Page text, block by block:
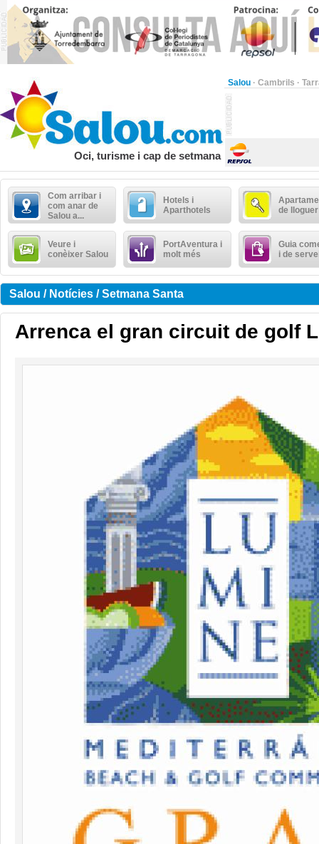
Salou · Cambrils ·
Oci, turisme i cap de setmana
Com arribar i
com anar de
Salou a...
Hotels i
Aparthotels
de lloguer
Veure i
conèixer Salou
PortAventura i
molt més
Guia
i de
Salou / Notícies / Setmana Santa
Arrenca el gran circuit de golf